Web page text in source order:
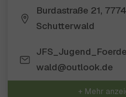
Burdastraße 21,
Schutterwald
wald@outlook.de
+ Mehr